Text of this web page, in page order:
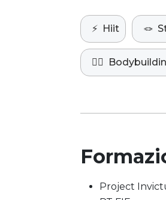
⚡️ Hiit 🪢
🏋️‍♀️
Project